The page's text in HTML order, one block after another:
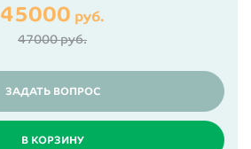
45000 руб.
47000 руб.
ЗАДАТЬ ВОПРОС
В КОРЗИНУ